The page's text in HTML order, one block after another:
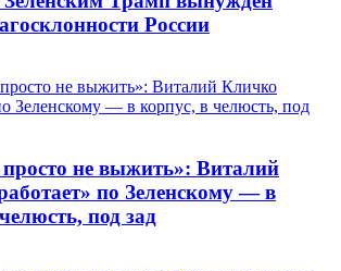
России
не выжить»: Виталий
по Зеленскому — в
под зад